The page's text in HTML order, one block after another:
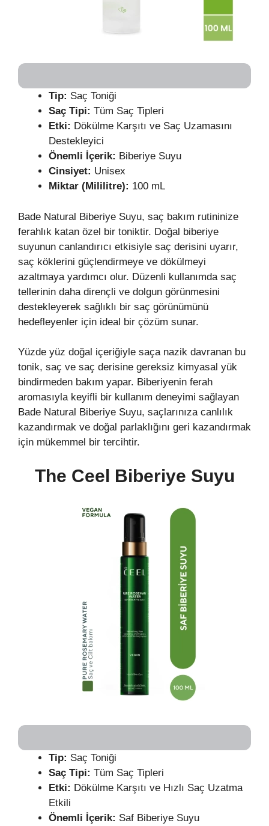
Tip: Saç Toniği
Saç Tipi: Tüm Saç Tipleri
Etki: Dökülme Karşıtı ve Saç Uzamasını
Destekleyici
Önemli İçerik: Biberiye Suyu
Cinsiyet: Unisex
Miktar (Mililitre): 100 mL
Bade Natural Biberiye Suyu, saç bakım rutininize
ferahlık katan özel bir toniktir. Doğal biberiye
suyunun canlandırıcı etkisiyle saç derisini uyarır,
saç köklerini güçlendirmeye ve dökülmeyi
azaltmaya yardımcı olur. Düzenli kullanımda saç
tellerinin daha dirençli ve dolgun görünmesini
destekleyerek sağlıklı bir saç görünümünü
hedefleyenler için ideal bir çözüm sunar.
Yüzde yüz doğal içeriğiyle saça nazik davranan bu
tonik, saç ve saç derisine gereksiz kimyasal yük
bindirmeden bakım yapar. Biberiyenin ferah
aromasıyla keyifli bir kullanım deneyimi sağlayan
Bade Natural Biberiye Suyu, saçlarınıza canlılık
kazandırmak ve doğal parlaklığını geri kazandırmak
için mükemmel bir tercihtir.
The Ceel Biberiye Suyu
Tip: Saç Toniği
Saç Tipi: Tüm Saç Tipleri
Etki: Dökülme Karşıtı ve Hızlı Saç Uzatma
Etkili
Önemli İçerik: Saf Biberiye Suyu